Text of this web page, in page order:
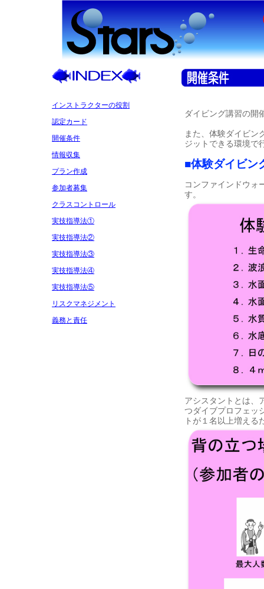
インストラクターの役割
認定カード
開催条件
情報収集
プラン作成
参加者募集
クラスコントロール
実技指導法①
実技指導法②
実技指導法③
実技指導法④
実技指導法⑤
リスクマネジメント
義務と責任
ダイビング講習の開
また、体験ダイビン
ジットできる環境で
■体験ダイビン
コンファインドウォ
す。
アシスタントとは、
つダイブプロフェッ
トが１名以上増える